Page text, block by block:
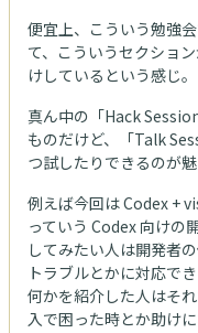
便宜上、こういう勉強
て、こういうセクショ
けしているという感じ。
真ん中の「Hack
ものだけど、「Talk
つ試したりできるのが魅
例えば今回は Codex +
っていう Codex 向けの
してみたい人は開発者
トラブルとかに対応で
何かを紹介した人はそ
入で困った時とか助けに